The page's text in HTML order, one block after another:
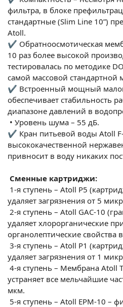
фильтра, в блоке
стандартные (Slim Line 10”)
Atoll.
✔ Обратноосмотическая
10 раз более высокой
тестировалась по методике
самой массовой
✔ Встроенный мощный
обеспечивает стабильность
диапазоне давлений в
• Уровень шума – 55 дБ.
✔ Кран питьевой воды Atoll
высококачественной
привносит в воду никаких
Сменные картриджи:
1-я ступень – Atoll P5
удаляет загрязнения от 5
2-я ступень – Atoll GAC-10
удаляет хлорорганические
органолептические свойства
3-я ступень – Atoll P1
удаляет загрязнения от 1
4-я ступень – Мембрана Atoll
устраняет все мельчайшие
мкм.
5-я ступень – Atoll EPM-10 –